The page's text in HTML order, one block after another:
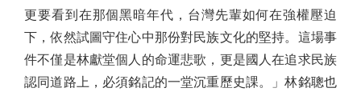
更要看到在那個黑暗年代，台灣先輩如何在強權壓迫
下，依然試圖守住心中那份對民族文化的堅持。這場事
件不僅是林獻堂個人的命運悲歌，更是國人在追求民族
認同道路上，必須銘記的一堂沉重歷史課。」林銘聰也